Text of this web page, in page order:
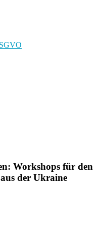
Workshops für den
der Ukraine